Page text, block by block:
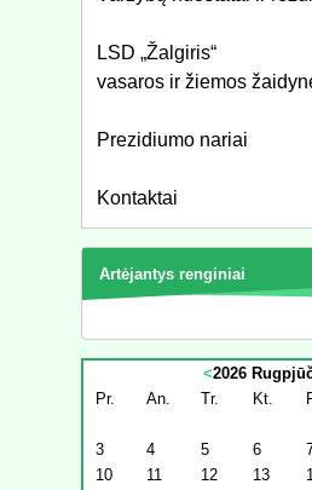
LSD „Žalgiris“
vasaros ir žiemos
Prezidiumo nariai
Kontaktai
Artėjantys renginiai
<2026
Pr.
An. Tr. Kt.
3
4 5 6
10
11 12 13